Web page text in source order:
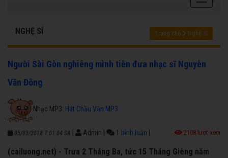
NGHỆ SĨ Trang chủ Nghệ sĩ
Người Sài Gòn nghiêng mình tiễn đưa nhạc sĩ Nguyễn
Văn Đông
Nhạc MP3: Hát Chầu Văn MP3
05/03/2018 7:01:04 SA Admin 1 bình luận 2108 lượt xem
(cailuong.net) - Trưa 2 Tháng Ba, tức 15 Tháng Giêng năm